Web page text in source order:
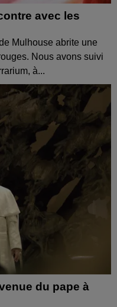
avec les
Mulhouse abrite une
Nous avons suivi
à...
du pape à